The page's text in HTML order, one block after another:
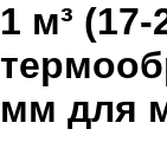
1 м³ (17-
мм для